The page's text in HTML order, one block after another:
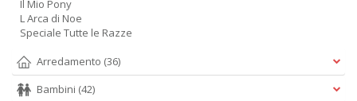
Il Mio Pony
L Arca di Noe
Speciale Tutte le Razze
Arredamento (36)
Bambini (42)